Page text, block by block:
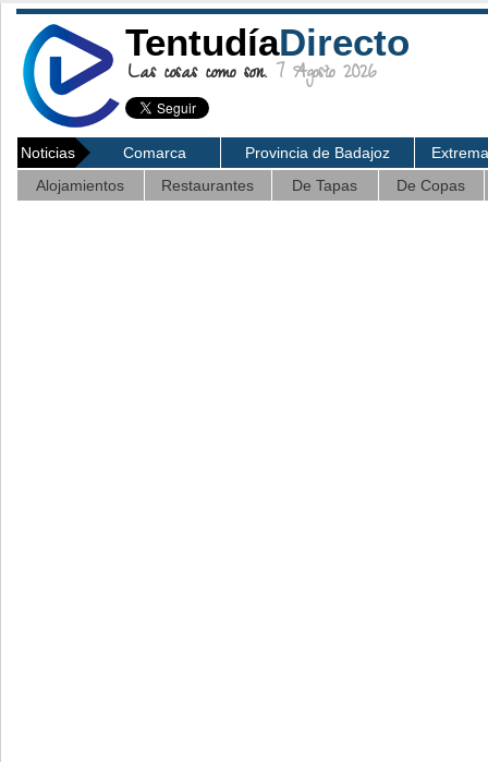
TentudíaDirecto
Las cosas como son. 7 Agosto 2026
Noticias Comarca Provincia de Badajoz
Alojamientos
Restaurantes De Tapas De Copas